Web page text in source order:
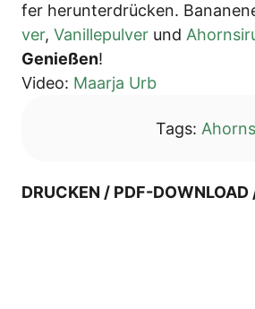
fer her­un­ter­drü­cken.
ver, Vanil­le­pul­ver und
Genie­ßen!
Video: Maar­ja Urb
Tags:
DRUCKEN / PDF-DOWNLOAD